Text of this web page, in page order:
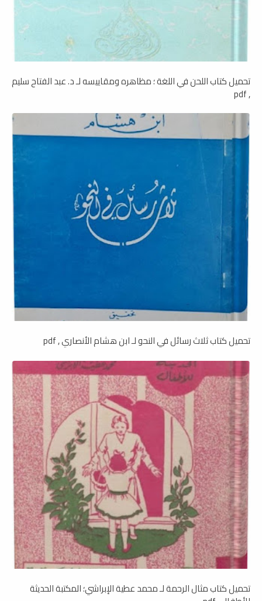
تحميل كتاب اللحن في اللغة ؛ مظاهره ومقاييسه لـ د. عبد الفتاح سليم
, pdf
تحميل كتاب ثلاث رسائل في النحو لـ ابن هشام الأنصاري , pdf
تحميل كتاب مثال الرحمة لـ محمد عطية الإبراشي؛ المكتبة الحديثة